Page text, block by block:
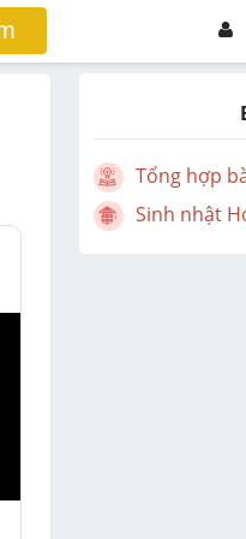
Tổng hợp
Sinh nhật